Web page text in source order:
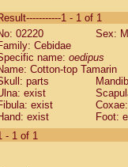
Cebidae
Cebidae
Cebidae
Cebidae
Cebidae
Cebidae
Cebidae
Cebidae
Cebidae
1 - 1 of 1
02220
Sex: M
Cebidae
name: oedipus
Cotton-top Tamarin
parts
exist
exist
exist
Foot:
- 1 of 1